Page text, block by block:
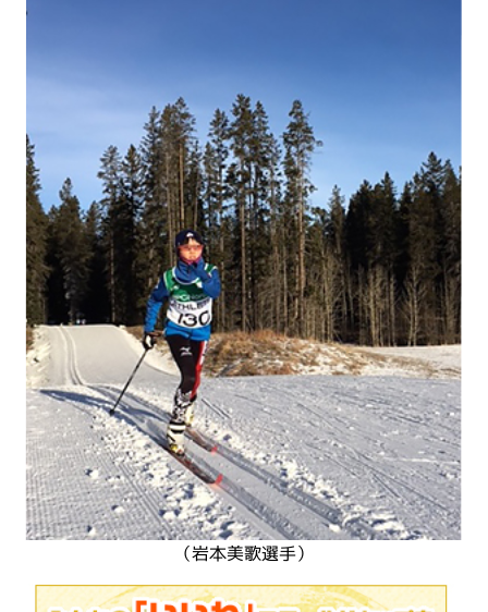
（岩本美歌選手）